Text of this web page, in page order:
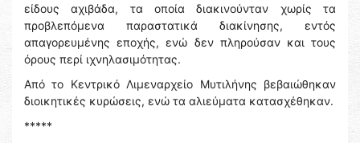
είδους αχιβάδα, τα οποία διακινούνταν χωρίς τα
προβλεπόμενα παραστατικά διακίνησης, εντός
απαγορευμένης εποχής, ενώ δεν πληρούσαν και τους
όρους περί ιχνηλασιμότητας.
Από το Κεντρικό Λιμεναρχείο Μυτιλήνης βεβαιώθηκαν
διοικητικές κυρώσεις, ενώ τα αλιεύματα κατασχέθηκαν.
*****